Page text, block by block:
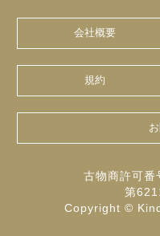
会社概要
規約
古物商許可番
第
Copyright ©